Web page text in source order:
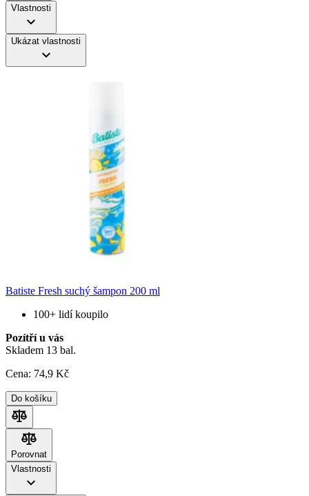
Vlastnosti
Ukázat vlastnosti
Batiste Fresh suchý šampon 200 ml
100+ lidí koupilo
Pozítří u vás
Skladem 13 bal.
Cena: 74,9 Kč
Do košíku
Porovnat
Porovnat
Vlastnosti